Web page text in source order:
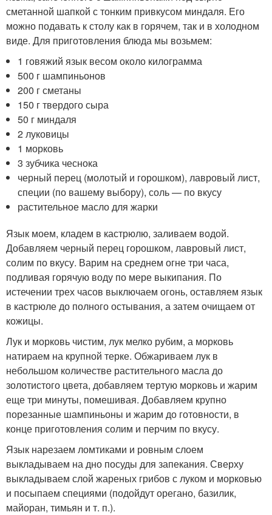
сметанной шапкой с тонким привкусом миндаля. Его
можно подавать к столу как в горячем, так и в холодном
виде. Для приготовления блюда мы возьмем:
1 говяжий язык весом около килограмма
500 г шампиньонов
200 г сметаны
150 г твердого сыра
50 г миндаля
2 луковицы
1 морковь
3 зубчика чеснока
черный перец (молотый и горошком), лавровый лист,
специи (по вашему выбору), соль — по вкусу
растительное масло для жарки
Язык моем, кладем в кастрюлю, заливаем водой.
Добавляем черный перец горошком, лавровый лист,
солим по вкусу. Варим на среднем огне три часа,
подливая горячую воду по мере выкипания. По
истечении трех часов выключаем огонь, оставляем язык
в кастрюле до полного остывания, а затем очищаем от
кожицы.
Лук и морковь чистим, лук мелко рубим, а морковь
натираем на крупной терке. Обжариваем лук в
небольшом количестве растительного масла до
золотистого цвета, добавляем тертую морковь и жарим
еще три минуты, помешивая. Добавляем крупно
порезанные шампиньоны и жарим до готовности, в
конце приготовления солим и перчим по вкусу.
Язык нарезаем ломтиками и ровным слоем
выкладываем на дно посуды для запекания. Сверху
выкладываем слой жареных грибов с луком и морковью
и посыпаем специями (подойдут орегано, базилик,
майоран, тимьян и т. п.).